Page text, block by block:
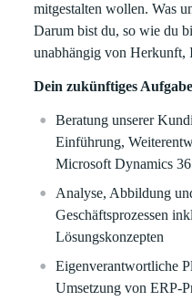
mitgestalten wollen. Was
Darum bist du, so wie du
unabhängig von Herkunft,
Dein zukünftiges
Beratung unserer
Einführung,
Microsoft Dynamics
Analyse, Abbildung
Geschäftsprozessen
Lösungskonzepten
Eigenverantwortliche
Umsetzung von